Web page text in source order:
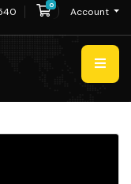
0
Shopping Cart
Account